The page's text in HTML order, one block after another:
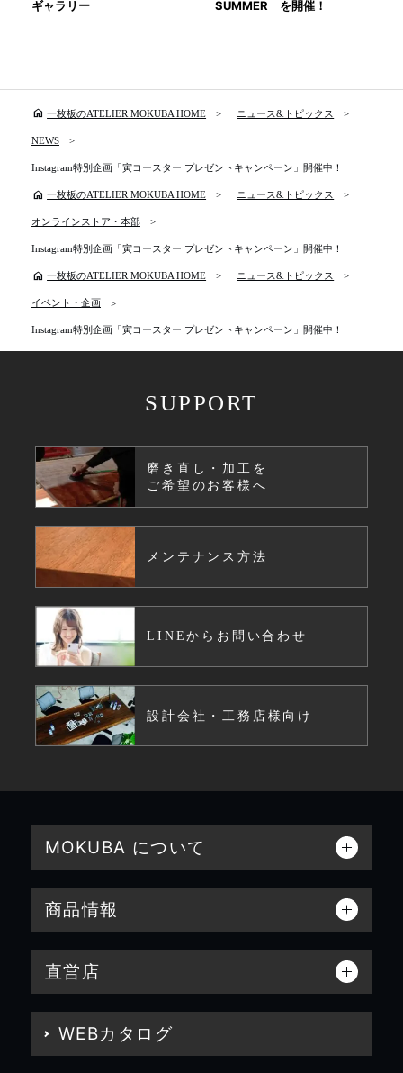
ギャラリー SUMMER を開催！
home 一枚板のATELIER MOKUBA HOME ニュース&トピックス
NEWS
Instagram特別企画「寅コースター プレゼントキャンペーン」開催中！
home 一枚板のATELIER MOKUBA HOME ニュース&トピックス
オンラインストア・本部
Instagram特別企画「寅コースター プレゼントキャンペーン」開催中！
home 一枚板のATELIER MOKUBA HOME ニュース&トピックス
イベント・企画
Instagram特別企画「寅コースター プレゼントキャンペーン」開催中！
SUPPORT
磨き直し・加工を
ご希望のお客様へ
メンテナンス方法
LINEからお問い合わせ
設計会社・工務店様向け
MOKUBA について
商品情報
直営店
WEBカタログ